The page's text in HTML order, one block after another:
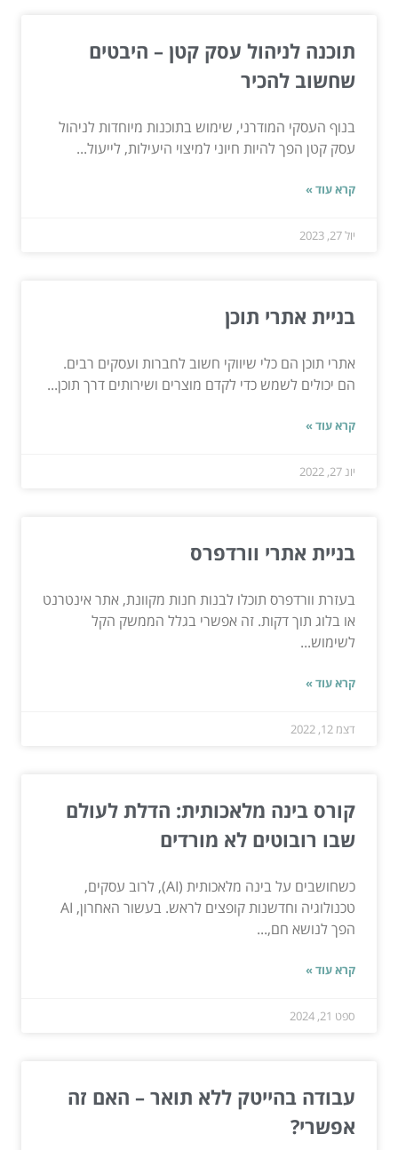
תוכנה לניהול עסק קטן – היבטים
שחשוב להכיר
בנוף העסקי המודרני, שימוש בתוכנות מיוחדות לניהול
עסק קטן הפך להיות חיוני למיצוי היעילות, לייעול...
קרא עוד »
יול 27, 2023
בניית אתרי תוכן
אתרי תוכן הם כלי שיווקי חשוב לחברות ועסקים רבים.
הם יכולים לשמש כדי לקדם מוצרים ושירותים דרך תוכן...
קרא עוד »
יונ 27, 2022
בניית אתרי וורדפרס
בעזרת וורדפרס תוכלו לבנות חנות מקוונת, אתר אינטרנט
או בלוג תוך דקות. זה אפשרי בגלל הממשק הקל
לשימוש...
קרא עוד »
דצמ 12, 2022
קורס בינה מלאכותית: הדלת לעולם
שבו רובוטים לא מורדים
כשחושבים על בינה מלאכותית (AI), לרוב עסקים,
טכנולוגיה וחדשנות קופצים לראש. בעשור האחרון, AI
הפך לנושא חם,...
קרא עוד »
ספט 21, 2024
עבודה בהייטק ללא תואר – האם זה
אפשרי?